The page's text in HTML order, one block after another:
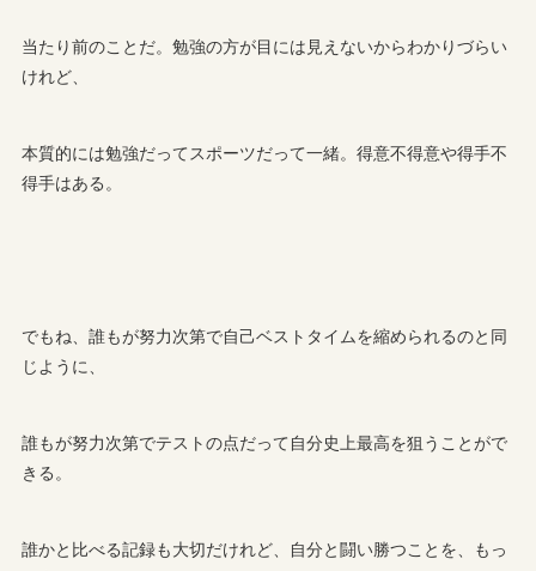
当たり前のことだ。勉強の方が目には見えないからわかりづらい
けれど、
本質的には勉強だってスポーツだって一緒。得意不得意や得手不
得手はある。
でもね、誰もが努力次第で自己ベストタイムを縮められるのと同
じように、
誰もが努力次第でテストの点だって自分史上最高を狙うことがで
きる。
誰かと比べる記録も大切だけれど、自分と闘い勝つことを、もっ